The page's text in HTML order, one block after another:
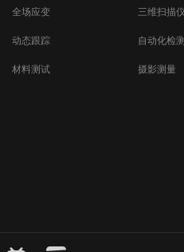
全场应变
动态跟踪
材料测试
三维扫描仪
自动化检测
摄影测量